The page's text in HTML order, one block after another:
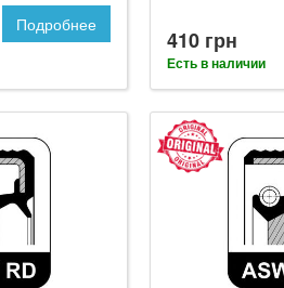
Подробнее
410 грн
Есть в наличии